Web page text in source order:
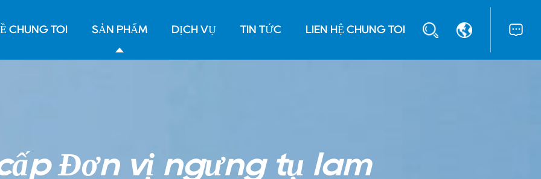
CHÚNG TÔI SẢN PHẨM DỊCH VỤ TIN TỨC LIÊN HỆ CHÚNG TÔI
Đơn vị ngưng tụ làm